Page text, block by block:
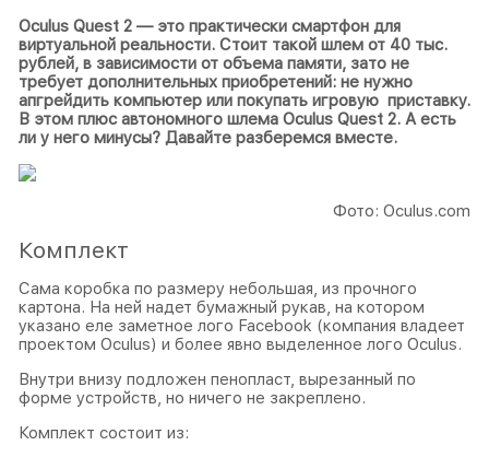
Oculus Quest 2 — это практически смартфон для
виртуальной реальности. Стоит такой шлем от 40 тыс.
рублей, в зависимости от объема памяти, зато не
требует дополнительных приобретений: не нужно
апгрейдить компьютер или покупать игровую приставку.
В этом плюс автономного шлема Oculus Quest 2. А есть
ли у него минусы? Давайте разберемся вместе.
Фото: Oculus.com
Комплект
Сама коробка по размеру небольшая, из прочного
картона. На ней надет бумажный рукав, на котором
указано еле заметное лого Facebook (компания владеет
проектом Oculus) и более явно выделенное лого Oculus.
Внутри внизу подложен пенопласт, вырезанный по
форме устройств, но ничего не закреплено.
Комплект состоит из: